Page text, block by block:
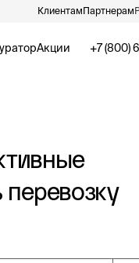
Акции
КлиентамПартнерам
+7 (800)